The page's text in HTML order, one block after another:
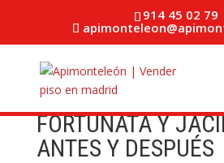
914 45 02 79
FORTUNATA Y
ANTES Y DESPUÉS